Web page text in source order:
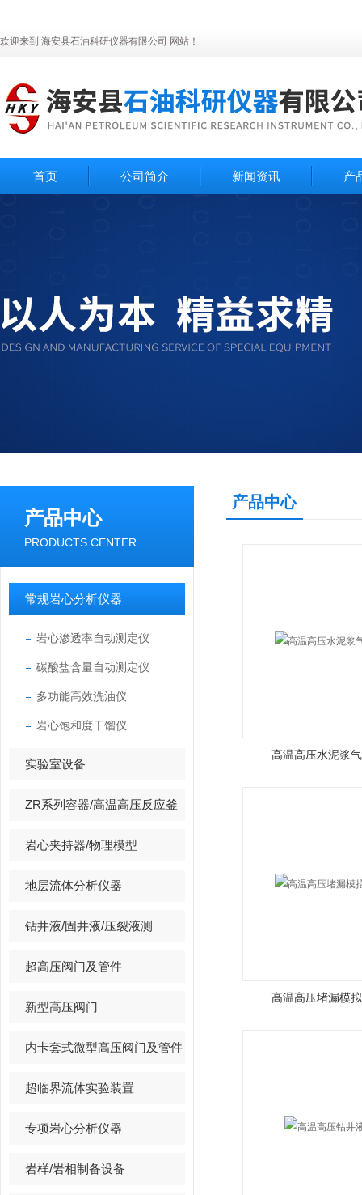
欢迎来到 海安县石油科研仪器有限公司 网站！
首页 公司简介 新闻资讯 产
产品中心
PRODUCTS CENTER
常规岩心分析仪器
岩心渗透率自动测定仪
碳酸盐含量自动测定仪
多功能高效洗油仪
岩心饱和度干馏仪
实验室设备
ZR系列容器/高温高压反应釜
岩心夹持器/物理模型
地层流体分析仪器
钻井液/固井液/压裂液测
超高压阀门及管件
新型高压阀门
内卡套式微型高压阀门及管件
超临界流体实验装置
专项岩心分析仪器
岩样/岩相制备设备
产品中心
高温高压水泥浆
高温高压堵漏模